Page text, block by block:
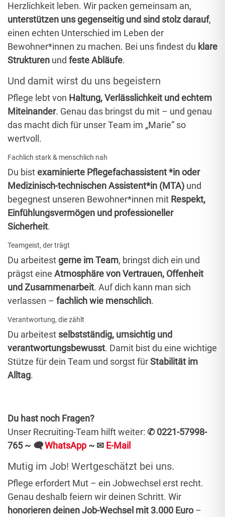
Herzlichkeit leben. Wir packen gemeinsam an,
unterstützen uns gegenseitig und sind stolz darauf,
einen echten Unterschied im Leben der
Bewohner*innen zu machen. Bei uns findest du klare
Strukturen und feste Abläufe.
Und damit wirst du uns begeistern
Pflege lebt von Haltung, Verlässlichkeit und echtem
Miteinander. Genau das bringst du mit – und genau
das macht dich für unser Team im „Marie“ so
wertvoll.
Fachlich stark & menschlich nah
Du bistexaminierte Pflegefachassistent *in oder
Medizinisch-technischen Assistent*in (MTA) und
begegnest unseren Bewohner*innen mit Respekt,
Einfühlungsvermögen und professioneller
Sicherheit.
Teamgeist, der trägt
Du arbeitestgerne im Team, bringst dich ein und
prägst eine Atmosphäre von Vertrauen, Offenheit
und Zusammenarbeit. Auf dich kann man sich
verlassen – fachlich wie menschlich.
Verantwortung, die zählt
Du arbeitest selbstständig, umsichtig und
verantwortungsbewusst. Damit bist du eine wichtige
Stütze für dein Team und sorgst fürStabilität im
Alltag.
Du hast noch Fragen?
Unser Recruiting-Team hilft weiter: ✆ 0221-57998-
765 ~ 🗨WhatsApp ~ ✉ E-Mail
Mutig im Job! Wertgeschätzt bei uns.
Pflege erfordert Mut – ein Jobwechsel erst recht.
Genau deshalb feiern wir deinen Schritt. Wir
honorieren deinen Job-Wechsel mit 3.000 Euro–